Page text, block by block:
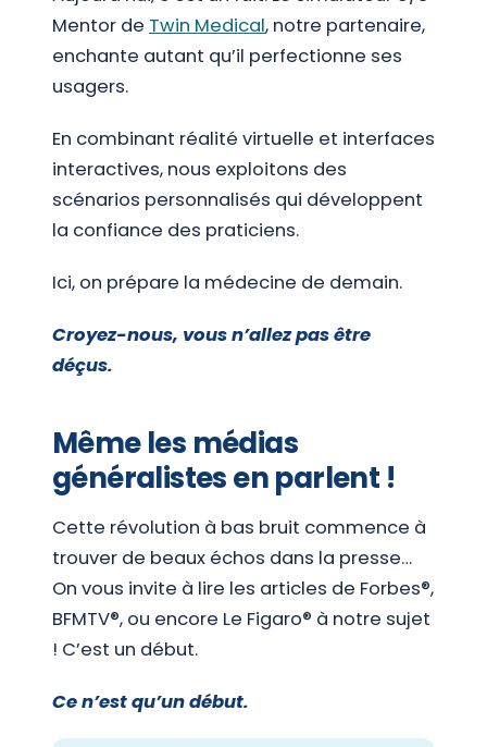
Mentor de Twin Medical, notre partenaire,
enchante autant qu’il perfectionne ses
usagers.
En combinant réalité virtuelle et interfaces
interactives, nous exploitons des
scénarios personnalisés qui développent
la confiance des praticiens.
Ici, on prépare la médecine de demain.
Croyez-nous, vous n’allez pas être
déçus.
Même les médias
généralistes en parlent !
Cette révolution à bas bruit commence à
trouver de beaux échos dans la presse…
On vous invite à lire les articles de Forbes®,
BFMTV®, ou encore Le Figaro® à notre sujet
! C’est un début.
Ce n’est qu’un début.